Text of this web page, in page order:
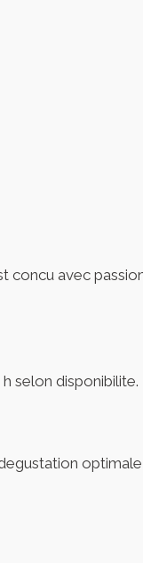
concu avec
selon disponibilite.